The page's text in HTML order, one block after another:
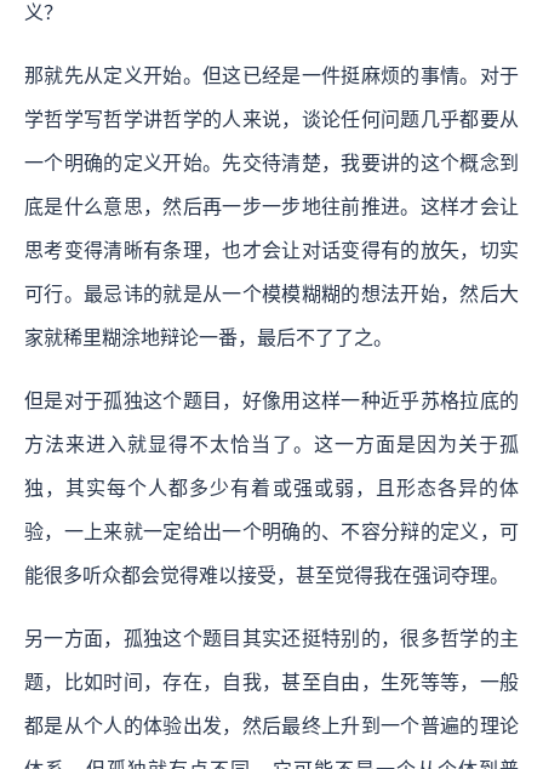
义？
那就先从定义开始。但这已经是一件挺麻烦的事情。对于
学哲学写哲学讲哲学的人来说，谈论任何问题几乎都要从
一个明确的定义开始。先交待清楚，我要讲的这个概念到
底是什么意思，然后再一步一步地往前推进。这样才会让
思考变得清晰有条理，也才会让对话变得有的放矢，切实
可行。最忌讳的就是从一个模模糊糊的想法开始，然后大
家就稀里糊涂地辩论一番，最后不了了之。
但是对于孤独这个题目，好像用这样一种近乎苏格拉底的
方法来进入就显得不太恰当了。这一方面是因为关于孤
独，其实每个人都多少有着或强或弱，且形态各异的体
验，一上来就一定给出一个明确的、不容分辩的定义，可
能很多听众都会觉得难以接受，甚至觉得我在强词夺理。
另一方面，孤独这个题目其实还挺特别的，很多哲学的主
题，比如时间，存在，自我，甚至自由，生死等等，一般
都是从个人的体验出发，然后最终上升到一个普遍的理论